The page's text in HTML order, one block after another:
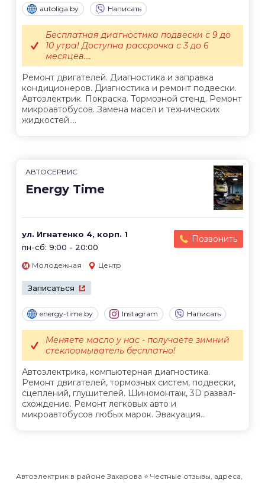
autoliga.by Написать
Ремонт двигателей. Диагностика и заправка
кондиционеров. Диагностика и ремонт подвески.
Автоэлектрик. Покраска. Тормозной стенд. Ремонт
микроавтобусов. Замена масел и технических
жидкостей....
Бесплатная диагностика подвески с 9 до
10 утра! Доступна рассрочка с 3 до 6
месяцев....
АВТОСЕРВИС
Energy Time
ул. Игнатенко 4, корп. 1
пн-сб: 9:00 - 20:00
Позвонить
Молодежная Центр
Записаться
energy-time.by Instagram Написать
Автоэлектрика, компьютерная диагностика.
Ремонт двигателей, тормозных систем, подвески,
сцеплений, глушителей. Шиномонтаж, 3D развал-
схождение. Ремонт легковых авто и
микроавтобусов любых марок. Эвакуация...
Меняете масло у нас - получаете зимний
стеклоомыватель бесплатно!
Автоэлектрик в районе Захарова ⭐️ Честные отзывы, адреса,